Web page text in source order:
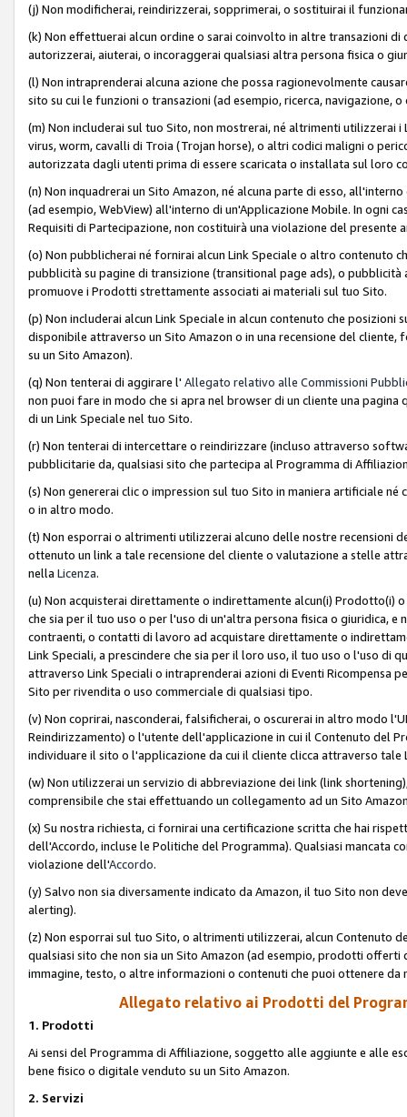
(j) Non modificherai, reindirizzerai, sopprimerai, o sostituirai il
(k) Non effettuerai alcun ordine o sarai coinvolto in altre transazioni
autorizzerai, aiuterai, o incoraggerai qualsiasi altra persona fisica o
(l) Non intraprenderai alcuna azione che possa ragionevolmente
sito su cui le funzioni o transazioni (ad esempio, ricerca, navigazione,
(m) Non includerai sul tuo Sito, non mostrerai, né altrimenti utilizzerai
virus, worm, cavalli di Troia (Trojan horse), o altri codici maligni o
autorizzata dagli utenti prima di essere scaricata o installata sul loro
(n) Non inquadrerai un Sito Amazon, né alcuna parte di esso,
(ad esempio, WebView) all'interno di un'Applicazione Mobile. In ogni
Requisiti di Partecipazione, non costituirà una violazione del presente
(o) Non pubblicherai né fornirai alcun Link Speciale o altro contenuto
pubblicità su pagine di transizione (transitional page ads), o
promuove i Prodotti strettamente associati ai materiali sul tuo Sito.
(p) Non includerai alcun Link Speciale in alcun contenuto che
disponibile attraverso un Sito Amazon o in una recensione del
su un Sito Amazon).
(q) Non tenterai di aggirare l' Allegato relativo alle Commissioni
non puoi fare in modo che si apra nel browser di un cliente una
di un Link Speciale nel tuo Sito.
(r) Non tenterai di intercettare o reindirizzare (incluso attraverso
pubblicitarie da, qualsiasi sito che partecipa al Programma di
(s) Non genererai clic o impression sul tuo Sito in maniera artificiale
o in altro modo.
(t) Non esporrai o altrimenti utilizzerai alcuno delle nostre recensioni
ottenuto un link a tale recensione del cliente o valutazione a stelle
nella Licenza.
(u) Non acquisterai direttamente o indirettamente alcun(i) Prodotto(i)
che sia per il tuo uso o per l'uso di un'altra persona fisica o giuridica,
contraenti, o contatti di lavoro ad acquistare direttamente o
Link Speciali, a prescindere che sia per il loro uso, il tuo uso o l'uso di
attraverso Link Speciali o intraprenderai azioni di Eventi
Sito per rivendita o uso commerciale di qualsiasi tipo.
(v) Non coprirai, nasconderai, falsificherai, o oscurerai in altro modo
Reindirizzamento) o l'utente dell'applicazione in cui il Contenuto del
individuare il sito o l'applicazione da cui il cliente clicca attraverso tale
(w) Non utilizzerai un servizio di abbreviazione dei link (link
comprensibile che stai effettuando un collegamento ad un Sito
(x) Su nostra richiesta, ci fornirai una certificazione scritta che hai
dell'Accordo, incluse le Politiche del Programma). Qualsiasi mancata
violazione dell'Accordo.
(y) Salvo non sia diversamente indicato da Amazon, il tuo Sito non
alerting).
(z) Non esporrai sul tuo Sito, o altrimenti utilizzerai, alcun Contenuto
qualsiasi sito che non sia un Sito Amazon (ad esempio, prodotti
immagine, testo, o altre informazioni o contenuti che puoi ottenere da
Allegato relativo ai Prodotti del
1. Prodotti
Ai sensi del Programma di Affiliazione, soggetto alle aggiunte e alle
bene fisico o digitale venduto su un Sito Amazon.
2. Servizi